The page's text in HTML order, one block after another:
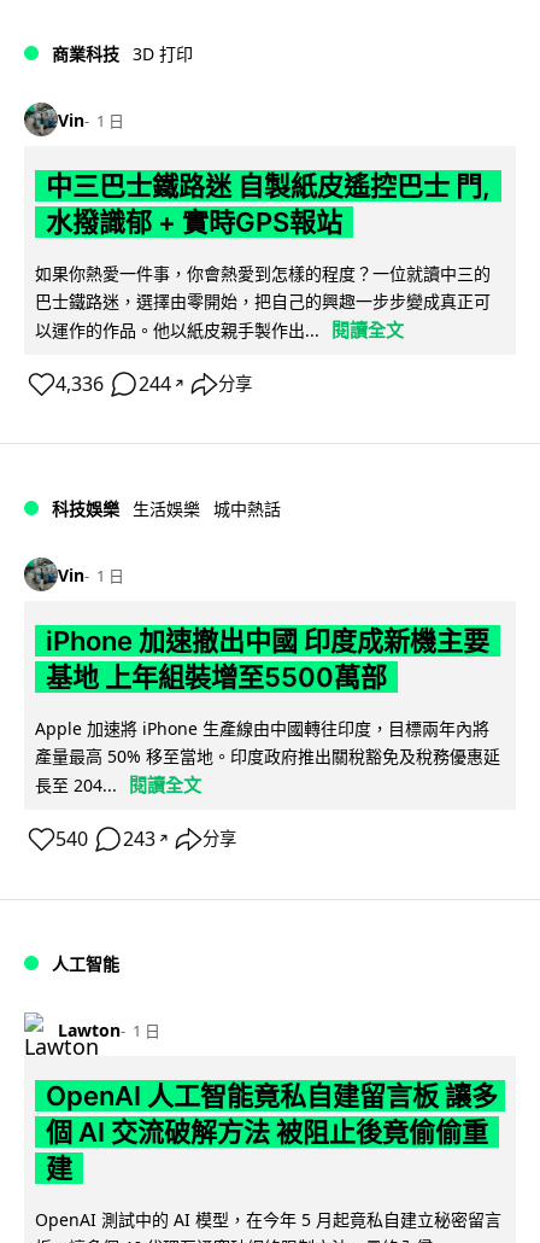
商業科技 3D 打印
Vin 1 日
中三巴士鐵路迷 自製紙皮遙控巴士 門,
水撥識郁 + 實時GPS報站
如果你熱愛一件事，你會熱愛到怎樣的程度？一位就讀中三的
巴士鐵路迷，選擇由零開始，把自己的興趣一步步變成真正可
以運作的作品。他以紙皮親手製作出...
閱讀全文
4,336 244 ↗ 分享
科技娛樂 生活娛樂 城中熱話
Vin 1 日
iPhone 加速撤出中國 印度成新機主要
基地 上年組裝增至5500萬部
Apple 加速將 iPhone 生產線由中國轉往印度，目標兩年內將
產量最高 50% 移至當地。印度政府推出關稅豁免及稅務優惠延
長至 204...
閱讀全文
540 243 ↗ 分享
人工智能
Lawton 1 日
OpenAI 人工智能竟私自建留言板 讓多
個 AI 交流破解方法 被阻止後竟偷偷重
建
OpenAI 測試中的 AI 模型，在今年 5 月起竟私自建立秘密留言